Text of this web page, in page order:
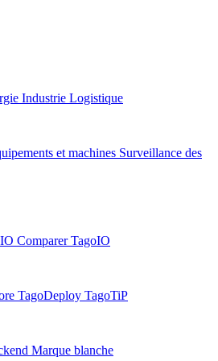
Industrie Logistique
et machines Surveillance des
Comparer TagoIO
TagoDeploy TagoTiP
Marque blanche